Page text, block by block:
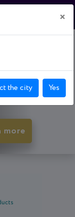
Kryvyi Rih,
буд. 1А
more
×
the city Yes